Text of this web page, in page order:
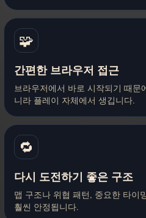
🧩
간편한 브라우저 접근
브라우저에서 바로 시작되기 때
니라 플레이 자체에서 생깁니다.
🔁
다시 도전하기 좋은 구조
맵 구조나 위협 패턴, 중요한 타이
훨씬 안정됩니다.